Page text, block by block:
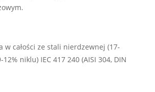
w całości ze stali nierdzewnej (17-
niklu) IEC 417 240 (AISI 304, DIN